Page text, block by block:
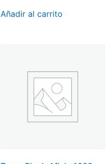
Añadir al carrito